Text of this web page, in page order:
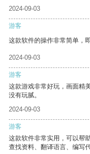
2024-09-03
游客
这款软件的操作非常简单，
2024-09-03
游客
这款游戏非常好玩，画面精
没有玩腻。
2024-09-03
游客
这款软件非常实用，可以帮
查找资料、翻译语言、编写代